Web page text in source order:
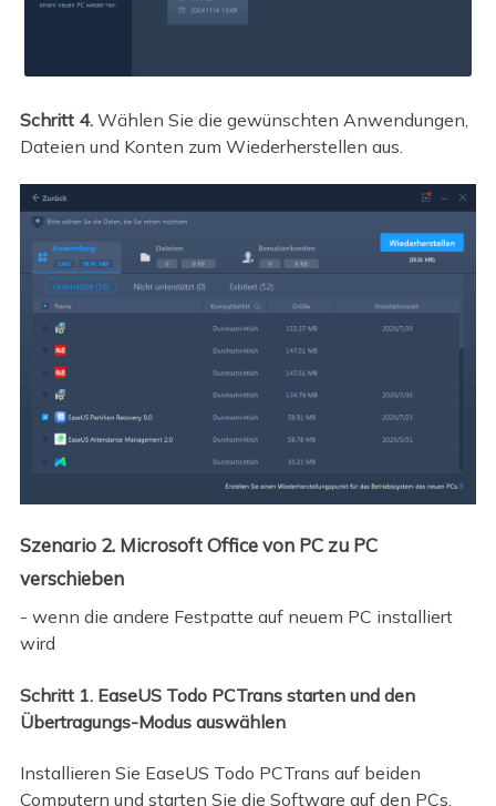
Schritt 4. Wählen Sie die gewünschten Anwendungen,
Dateien und Konten zum Wiederherstellen aus.
Szenario 2. Microsoft Office von PC zu PC
verschieben
- wenn die andere Festpatte auf neuem PC installiert
wird
Schritt 1. EaseUS Todo PCTrans starten und den
Übertragungs-Modus auswählen
Installieren Sie EaseUS Todo PCTrans auf beiden
Computern und starten Sie die Software auf den PCs.